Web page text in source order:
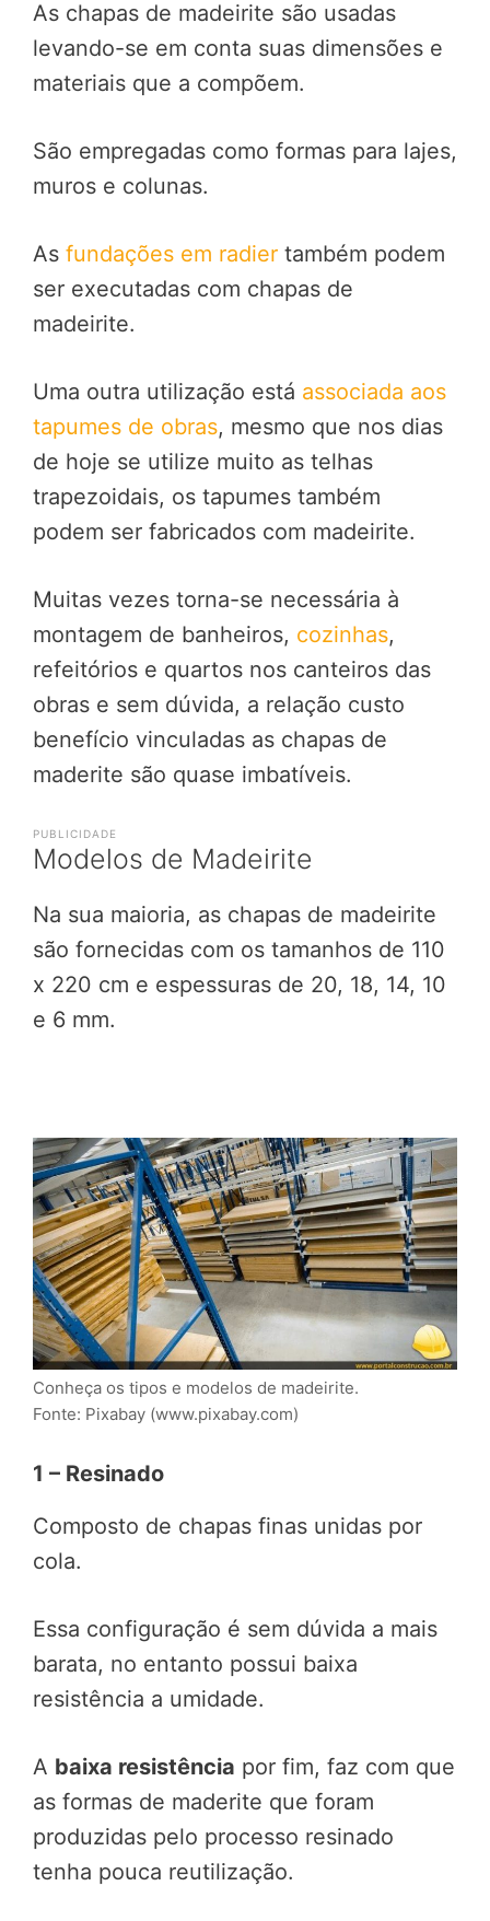
As chapas de madeirite são usadas
levando-se em conta suas dimensões e
materiais que a compõem.
São empregadas como formas para lajes,
muros e colunas.
As fundações em radier também podem
ser executadas com chapas de
madeirite.
Uma outra utilização está associada aos
tapumes de obras, mesmo que nos dias
de hoje se utilize muito as telhas
trapezoidais, os tapumes também
podem ser fabricados com madeirite.
Muitas vezes torna-se necessária à
montagem de banheiros, cozinhas,
refeitórios e quartos nos canteiros das
obras e sem dúvida, a relação custo
benefício vinculadas as chapas de
maderite são quase imbatíveis.
PUBLICIDADE
Modelos de Madeirite
Na sua maioria, as chapas de madeirite
são fornecidas com os tamanhos de 110
x 220 cm e espessuras de 20, 18, 14, 10
e 6 mm.
Conheça os tipos e modelos de madeirite.
Fonte: Pixabay (www.pixabay.com)
1 – Resinado
Composto de chapas finas unidas por
cola.
Essa configuração é sem dúvida a mais
barata, no entanto possui baixa
resistência a umidade.
A baixa resistência por fim, faz com que
as formas de maderite que foram
produzidas pelo processo resinado
tenha pouca reutilização.